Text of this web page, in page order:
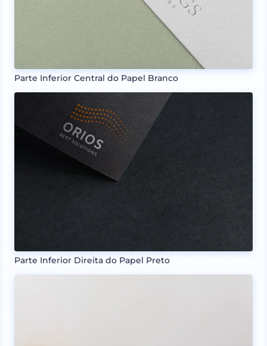
Parte Inferior Central do Papel Branco
Parte Inferior Direita do Papel Preto